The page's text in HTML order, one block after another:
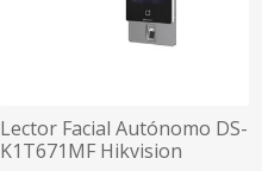
Lector Facial Autónomo DS-
K1T671MF Hikvision